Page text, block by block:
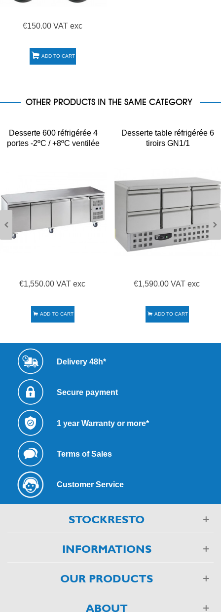
€150.00 VAT exc
ADD TO CART
OTHER PRODUCTS IN THE SAME CATEGORY
Desserte 600 réfrigérée 4
portes -2ºC / +8ºC ventilée
€1,550.00 VAT exc
ADD TO CART
Desserte table réfrigérée 6
tiroirs GN1/1
€1,590.00 VAT exc
ADD TO CART
Delivery 48h*
Secure payment
1 year Warranty or more*
Terms of Sales
Customer Service
STOCKRESTO
INFORMATIONS
OUR PRODUCTS
ABOUT